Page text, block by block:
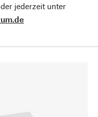
jederzeit unter